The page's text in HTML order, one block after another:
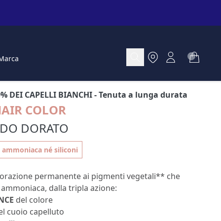
DEI CAPELLI BIANCHI- Tenuta a lunga durata
COLOR
DORATO
né siliconi
permanente ai pigmenti vegetali** che
dalla tripla azione:
del colore
cuoio capelluto